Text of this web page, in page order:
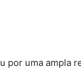
por uma ampla